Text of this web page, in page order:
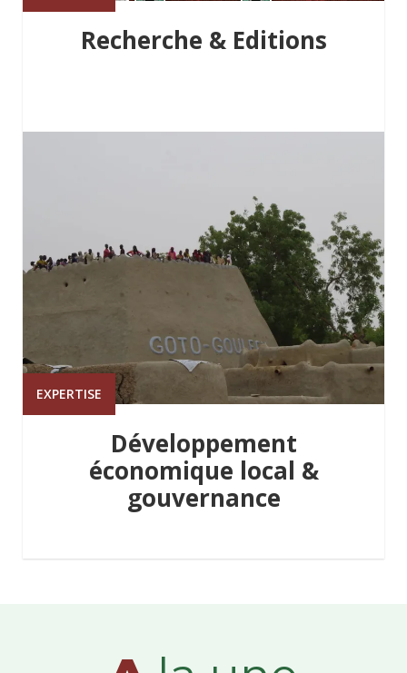
Recherche & Editions
EXPERTISE
Développement
économique local &
gouvernance